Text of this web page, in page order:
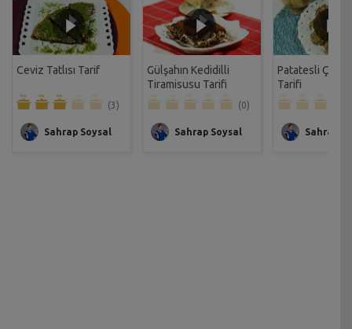
Ceviz Tatlısı Tarif
(3)
Sahrap Soysal
Gülşahın Kedidilli
Tiramisusu Tarifi
(0)
Sahrap Soysal
Patatesli Çıtır
Tarifi
Sahrap